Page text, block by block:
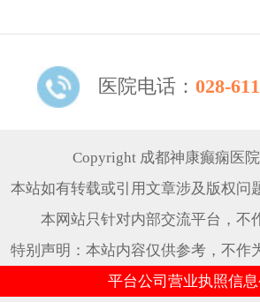
线！
医院电话： 028-
Copyright 成都神康癫痫医
本站如有转载或引用文章涉及版权问
本网站只针对内部交流平台，不
特别声明：本站内容仅供参考，不作
平台公司营业执照信